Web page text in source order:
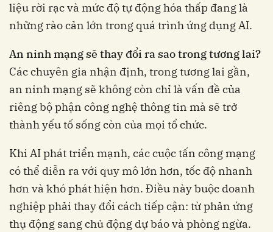
liệu rời rạc và mức độ tự động hóa thấp đang là
những rào cản lớn trong quá trình ứng dụng AI.
An ninh mạng sẽ thay đổi ra sao trong tương lai?
Các chuyên gia nhận định, trong tương lai gần,
an ninh mạng sẽ không còn chỉ là vấn đề của
riêng bộ phận công nghệ thông tin mà sẽ trở
thành yếu tố sống còn của mọi tổ chức.
Khi AI phát triển mạnh, các cuộc tấn công mạng
có thể diễn ra với quy mô lớn hơn, tốc độ nhanh
hơn và khó phát hiện hơn. Điều này buộc doanh
nghiệp phải thay đổi cách tiếp cận: từ phản ứng
thụ động sang chủ động dự báo và phòng ngừa.